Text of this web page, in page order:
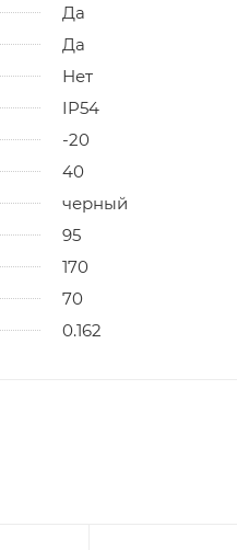
Да
Да
Нет
IP54
-20
40
черный
95
170
70
0.162